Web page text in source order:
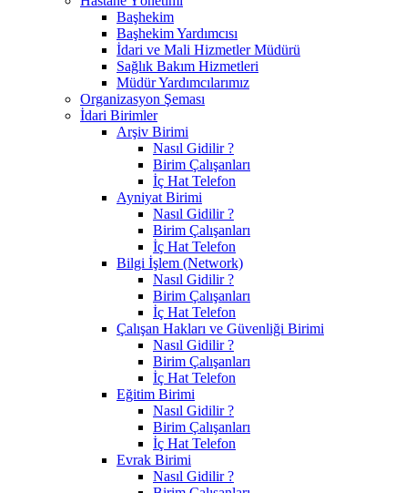
Başhekim
Başhekim Yardımcısı
İdari ve Mali Hizmetler Müdürü
Sağlık Bakım Hizmetleri
Müdür Yardımcılarımız
Organizasyon Şeması
İdari Birimler
Arşiv Birimi
Nasıl Gidilir ?
Birim Çalışanları
İç Hat Telefon
Ayniyat Birimi
Nasıl Gidilir ?
Birim Çalışanları
İç Hat Telefon
Bilgi İşlem (Network)
Nasıl Gidilir ?
Birim Çalışanları
İç Hat Telefon
Çalışan Hakları ve Güvenliği Birimi
Nasıl Gidilir ?
Birim Çalışanları
İç Hat Telefon
Eğitim Birimi
Nasıl Gidilir ?
Birim Çalışanları
İç Hat Telefon
Evrak Birimi
Nasıl Gidilir ?